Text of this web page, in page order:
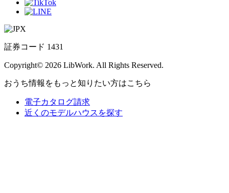
証券コード 1431
Copyright© 2026 LibWork. All Rights Reserved.
おうち情報をもっと知りたい方はこちら
電子カタログ請求
近くのモデルハウスを探す